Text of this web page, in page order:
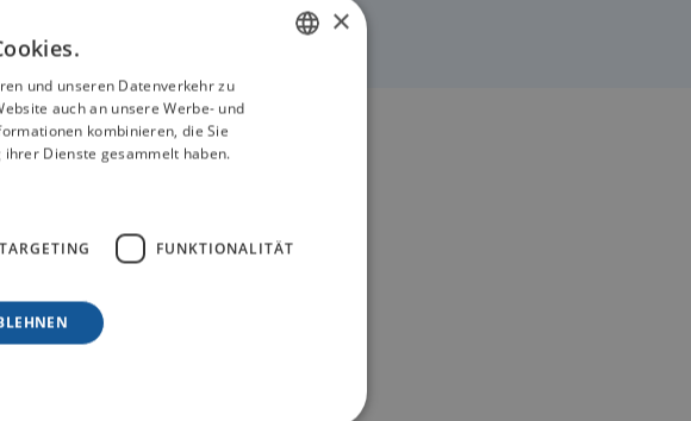
×
und unseren Datenverkehr zu
auch an unsere Werbe- und
kombinieren, die Sie
Dienste gesammelt haben.
TARGETING FUNKTIONALITÄT